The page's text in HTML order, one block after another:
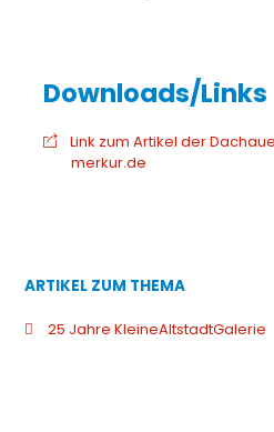
Link zum Artikel der
merkur.de
ARTIKEL ZUM THEMA
25 Jahre KleineAltstadtGalerie